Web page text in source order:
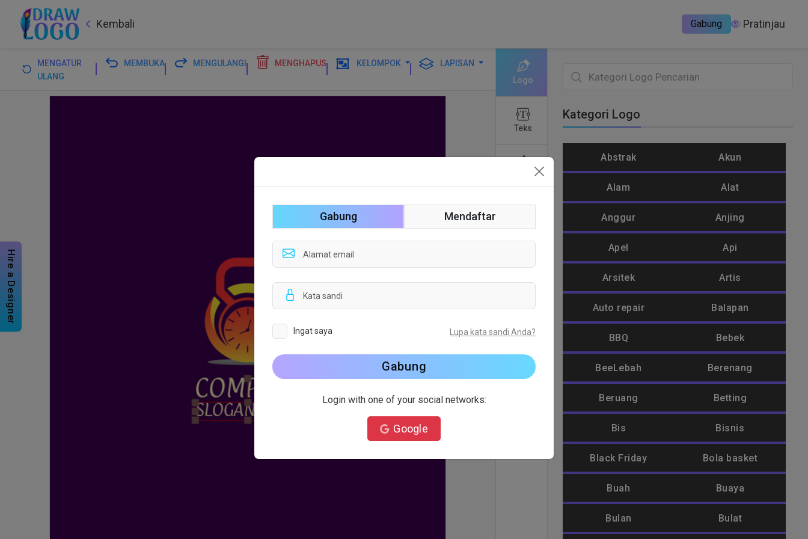
Kembali Gabung Pratinjau
Hire a Designer
MENGATUR
ULANG
MEMBUKA MENGULANGI MENGHAPUS KELOMPOK
LAPISAN
Logo
Teks
Bentuk
Kategori Logo
Abstrak Akun
Alam Alat
Anggur Anjing
Apel Api
Arsitek Artis
Auto repair Balapan
BBQ Bebek
BeeLebah Berenang
Beruang Betting
Bis Bisnis
Black Friday Bola basket
Buah Buaya
Bulan Bulat
Gabung Mendaftar
Ingat saya Lupa kata sandi Anda?
Gabung
Login with one of your social networks:
Google